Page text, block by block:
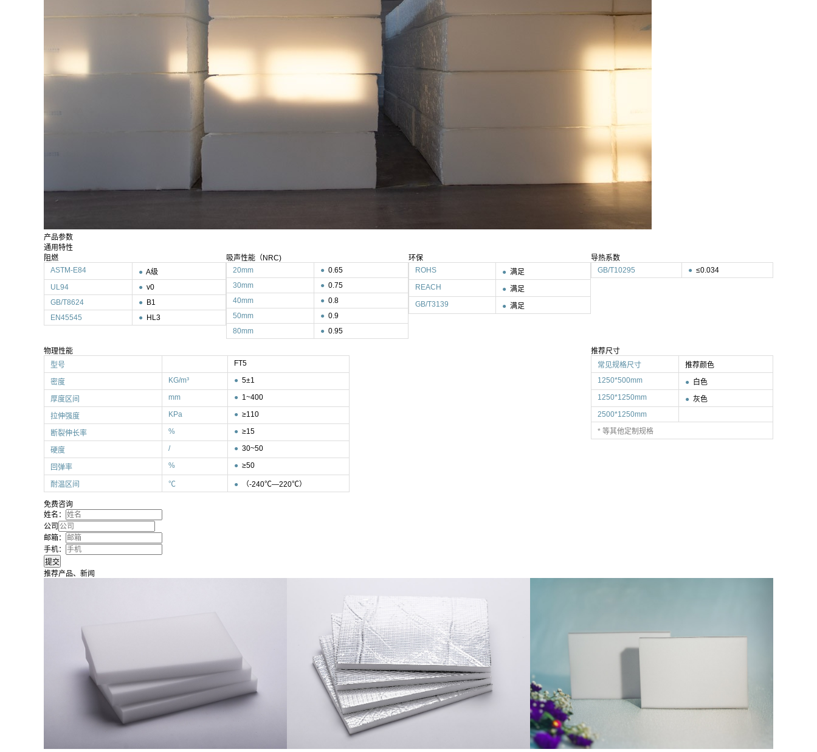
产品参数
通用特性
阻燃
ASTM-E84
● A级
UL94
● v0
GB/T8624
● B1
EN45545
● HL3
吸声性能（NRC)
20mm
● 0.65
30mm
● 0.75
40mm
● 0.8
50mm
● 0.9
80mm
● 0.95
环保
ROHS
● 满足
REACH
● 满足
GB/T3139
● 满足
导热系数
GB/T10295
● ≤0.034
物理性能
型号
FT5
密度 KG/m³ ● 5±1
厚度区间 mm ● 1~400
拉伸强度 KPa ● ≥110
断裂伸长率 % ● ≥15
硬度 / ● 30~50
回弹率 % ● ≥50
耐温区间 ℃ ● （-240℃—220℃）
推荐尺寸
常见规格尺寸
推荐颜色
1250*500mm
● 白色
1250*1250mm
● 灰色
2500*1250mm
* 等其他定制规格
免费咨询
姓名：
公司
邮箱：
手机：
推荐产品、新闻